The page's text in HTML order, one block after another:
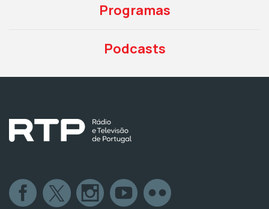
Programas
Podcasts